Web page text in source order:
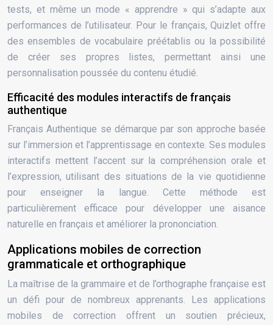
tests, et même un mode « apprendre » qui s’adapte aux
performances de l’utilisateur. Pour le français, Quizlet offre
des ensembles de vocabulaire préétablis ou la possibilité
de créer ses propres listes, permettant ainsi une
personnalisation poussée du contenu étudié.
Efficacité des modules interactifs de français
authentique
Français Authentique se démarque par son approche basée
sur l’immersion et l’apprentissage en contexte. Ses modules
interactifs mettent l’accent sur la compréhension orale et
l’expression, utilisant des situations de la vie quotidienne
pour enseigner la langue. Cette méthode est
particulièrement efficace pour développer une aisance
naturelle en français et améliorer la prononciation.
Applications mobiles de correction
grammaticale et orthographique
La maîtrise de la grammaire et de l’orthographe française est
un défi pour de nombreux apprenants. Les applications
mobiles de correction offrent un soutien précieux,